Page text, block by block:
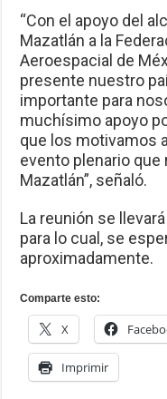
“Con el apoyo del
Mazatlán a la
Aeroespacial de
presente nuestro
importante para
muchísimo apoyo
que los motivamos
evento plenario que
Mazatlán”, señaló.
La reunión se
para lo cual, se
aproximadamente.
Comparte esto:
X
Imprimir